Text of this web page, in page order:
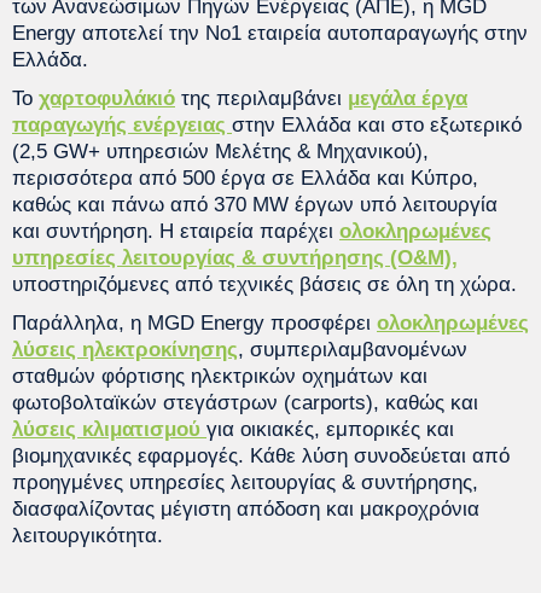
των Ανανεώσιμων Πηγών Ενέργειας (ΑΠΕ), η MGD
Energy αποτελεί την Νο1 εταιρεία αυτοπαραγωγής στην
Ελλάδα.
Το χαρτοφυλάκιό της περιλαμβάνει μεγάλα έργα
παραγωγής ενέργειας στην Ελλάδα και στο εξωτερικό
(2,5 GW+ υπηρεσιών Μελέτης & Μηχανικού),
περισσότερα από 500 έργα σε Ελλάδα και Κύπρο,
καθώς και πάνω από 370 MW έργων υπό λειτουργία
και συντήρηση. Η εταιρεία παρέχει ολοκληρωμένες
υπηρεσίες λειτουργίας & συντήρησης (O&M),
υποστηριζόμενες από τεχνικές βάσεις σε όλη τη χώρα.
Παράλληλα, η MGD Energy προσφέρει ολοκληρωμένες
λύσεις ηλεκτροκίνησης, συμπεριλαμβανομένων
σταθμών φόρτισης ηλεκτρικών οχημάτων και
φωτοβολταϊκών στεγάστρων (carports), καθώς και
λύσεις κλιματισμού για οικιακές, εμπορικές και
βιομηχανικές εφαρμογές. Κάθε λύση συνοδεύεται από
προηγμένες υπηρεσίες λειτουργίας & συντήρησης,
διασφαλίζοντας μέγιστη απόδοση και μακροχρόνια
λειτουργικότητα.